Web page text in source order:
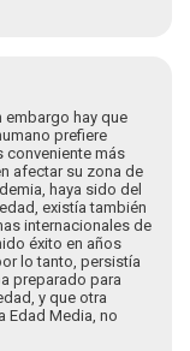
embargo hay que
prefiere
conveniente más
afectar su zona de
haya sido del
existía también
internacionales de
éxito en años
lo tanto, persistía
preparado para
y que otra
Edad Media, no